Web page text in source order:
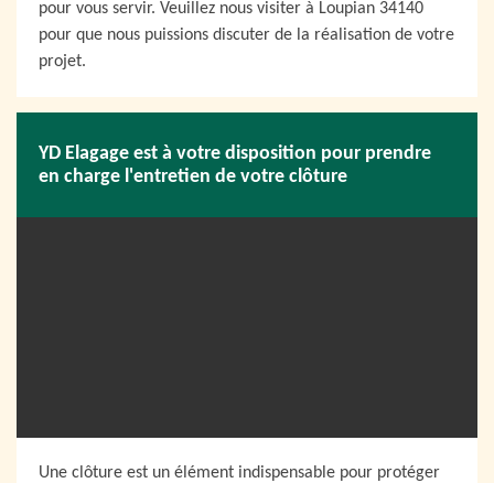
pour vous servir. Veuillez nous visiter à Loupian 34140
pour que nous puissions discuter de la réalisation de votre
projet.
YD Elagage est à votre disposition pour prendre
en charge l'entretien de votre clôture
Une clôture est un élément indispensable pour protéger